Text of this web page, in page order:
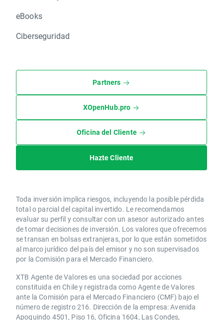
eBooks
Ciberseguridad
Partners
XOpenHub.pro
Oficina del Cliente
Hazte Cliente
Toda inversión implica riesgos, incluyendo la posible pérdida
total o parcial del capital invertido. Le recomendamos
evaluar su perfil y consultar con un asesor autorizado antes
de tomar decisiones de inversión. Los valores que ofrecemos
se transan en bolsas extranjeras, por lo que están sometidos
al marco jurídico del país del emisor y no son supervisados
por la Comisión para el Mercado Financiero.
XTB Agente de Valores es una sociedad por acciones
constituida en Chile y registrada como Agente de Valores
ante la Comisión para el Mercado Financiero (CMF) bajo el
número de registro 216. Dirección de la empresa: Avenida
Apoquindo 4501, Piso 16, Oficina 1604, Las Condes,